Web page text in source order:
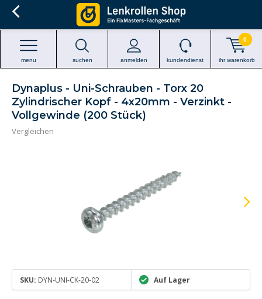
suchen anmelden
menu kundendienst ihr warenkorb
0
Dynaplus - Uni-Schrauben - Torx 20
Zylindrischer Kopf - 4x20mm - Verzinkt -
Vollgewinde (200 Stück)
Vergleichen
SKU: DYN-UNI-CK-20-02 Auf Lager